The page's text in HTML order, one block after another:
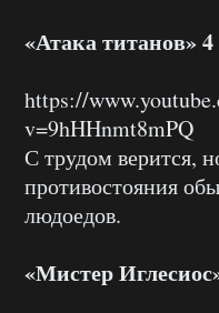
«Атака титанов» 4
https://
v=9hHHnmt8mPQ
С трудом верится,
противостояния
людоедов.
«Мистер